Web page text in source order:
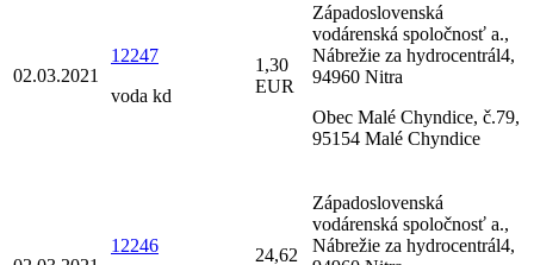
02.03.2021
12247
voda kd
1,30
EUR
Západoslovenská
vodárenská spoločnosť a.,
Nábrežie za hydrocentrál4,
94960 Nitra
Obec Malé Chyndice, č.79,
95154 Malé Chyndice
12246
24,62
Západoslovenská
vodárenská spoločnosť a.,
Nábrežie za hydrocentrál4,